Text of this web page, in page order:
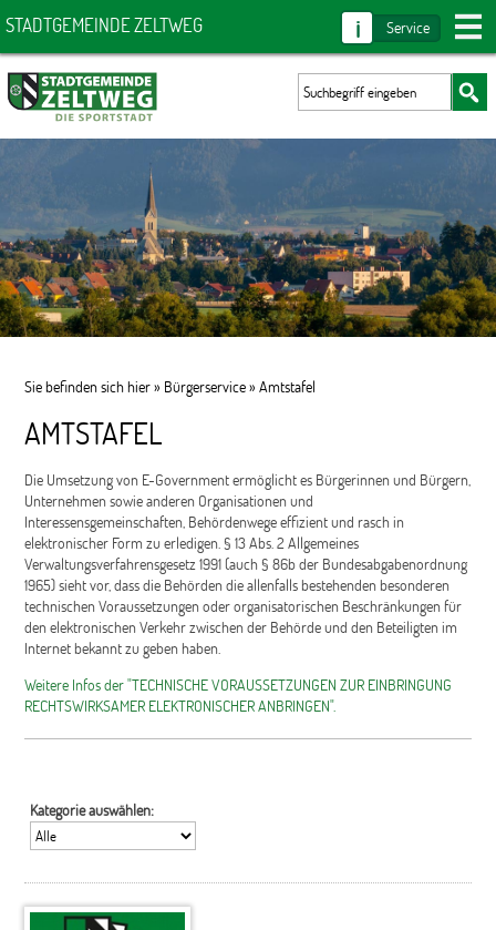
STADTGEMEINDE ZELTWEG i Service
Sie befinden sich hier » Bürgerservice»Amtstafel
AMTSTAFEL
Die Umsetzung von E-Government ermöglicht es Bürgerinnen und Bürgern,
Unternehmen sowie anderen Organisationen und
Interessensgemeinschaften, Behördenwege effizient und rasch in
elektronischer Form zu erledigen. § 13 Abs. 2 Allgemeines
Verwaltungsverfahrensgesetz 1991 (auch § 86b der Bundesabgabenordnung
1965) sieht vor, dass die Behörden die allenfalls bestehenden besonderen
technischen Voraussetzungen oder organisatorischen Beschränkungen für
den elektronischen Verkehr zwischen der Behörde und den Beteiligten im
Internet bekannt zu geben haben.
Weitere Infos der "TECHNISCHE VORAUSSETZUNGEN ZUR EINBRINGUNG
RECHTSWIRKSAMER ELEKTRONISCHER ANBRINGEN".
Kategorie auswählen: